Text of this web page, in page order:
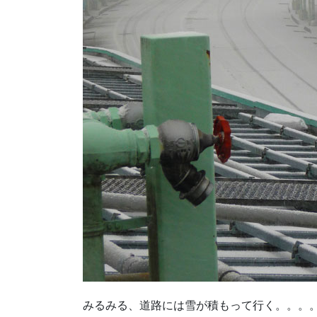
みるみる、道路には雪が積もって行く。。。